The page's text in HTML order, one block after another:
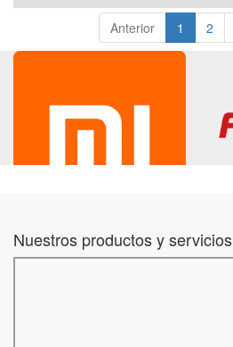
Anterior 1 2
Nuestros productos y servicios